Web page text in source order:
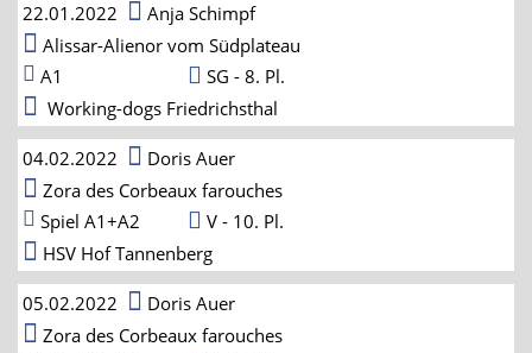
22.01.2022
Anja Schimpf
Alissar-Alienor vom Südplateau
A1
SG - 8. Pl.
Working-dogs Friedrichsthal
04.02.2022
Doris Auer
Zora des Corbeaux farouches
Spiel A1+A2
V - 10. Pl.
HSV Hof Tannenberg
05.02.2022
Doris Auer
Zora des Corbeaux farouches